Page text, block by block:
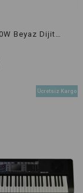
Beattron X50W Beyaz Dijital Piyano
Ücretsiz Kargo